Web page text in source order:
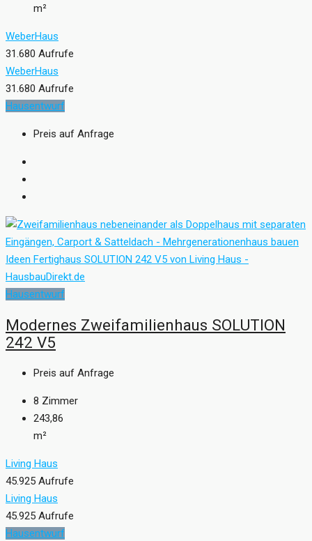
m²
WeberHaus
31.680 Aufrufe
WeberHaus
31.680 Aufrufe
Hausentwurf
Preis auf Anfrage
Hausentwurf
Modernes Zweifamilienhaus SOLUTION
242 V5
Preis auf Anfrage
8 Zimmer
243,86
m²
Living Haus
45.925 Aufrufe
Living Haus
45.925 Aufrufe
Hausentwurf